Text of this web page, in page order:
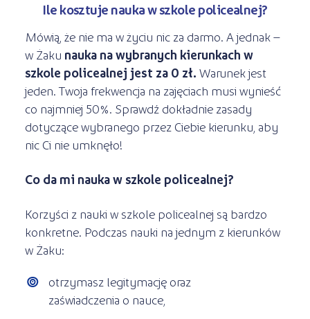
Ile kosztuje nauka w szkole policealnej?
Mówią, że nie ma w życiu nic za darmo. A jednak –
w Żaku nauka na wybranych kierunkach w
szkole policealnej jest za 0 zł. Warunek jest
jeden. Twoja frekwencja na zajęciach musi wynieść
co najmniej 50%. Sprawdź dokładnie zasady
dotyczące wybranego przez Ciebie kierunku, aby
nic Ci nie umknęło!
Co da mi nauka w szkole policealnej?
Korzyści z nauki w szkole policealnej są bardzo
konkretne. Podczas nauki na jednym z kierunków
w Żaku:
otrzymasz legitymację oraz
zaświadczenia o nauce,